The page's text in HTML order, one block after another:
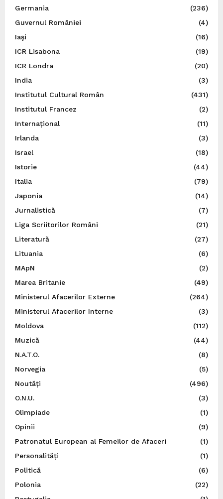
Germania
(236)
Guvernul României
(4)
Iaşi
(16)
ICR Lisabona
(19)
ICR Londra
(20)
India
(3)
Institutul Cultural Român
(431)
Institutul Francez
(2)
Internațional
(11)
Irlanda
(3)
Israel
(18)
Istorie
(44)
Italia
(79)
Japonia
(14)
Jurnalistică
(7)
Liga Scriitorilor Români
(21)
Literatură
(27)
Lituania
(6)
MApN
(2)
Marea Britanie
(49)
Ministerul Afacerilor Externe
(264)
Ministerul Afacerilor Interne
(3)
Moldova
(112)
Muzică
(44)
N.A.T.O.
(8)
Norvegia
(5)
Noutăți
(496)
O.N.U.
(3)
Olimpiade
(1)
Opinii
(9)
Patronatul European al Femeilor de Afaceri
(1)
Personalități
(1)
Politică
(6)
Polonia
(22)